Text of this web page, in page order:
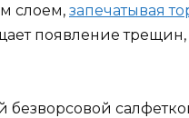
слоем, запечатывая
появление